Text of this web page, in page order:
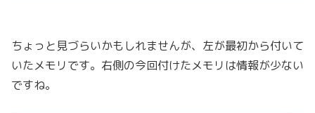
ちょっと見づらいかもしれませんが、左が最初から付いて
いたメモリです。右側の今回付けたメモリは情報が少ない
ですね。